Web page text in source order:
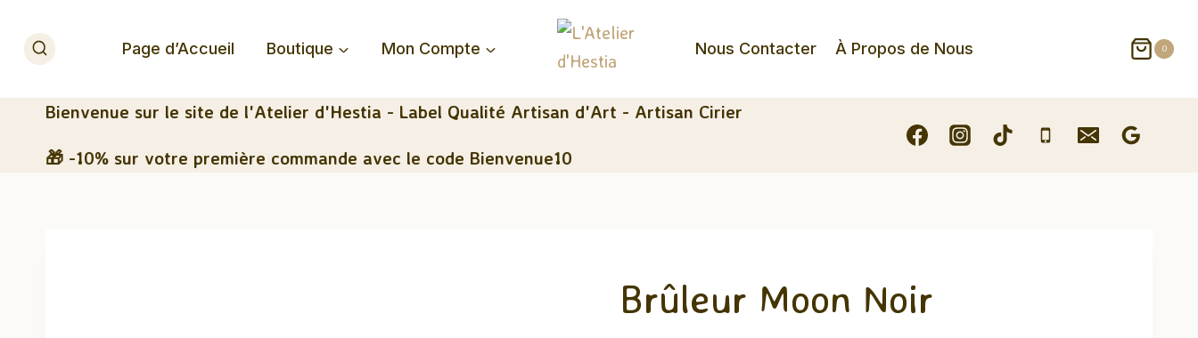
contenu
Page d’Accueil Boutique Mon Compte Nous Contacter À Propos de Nous 0
Bienvenue sur le site de l'Atelier d'Hestia - Label Qualité Artisan d'Art - Artisan Cirier
🎁 -10% sur votre première commande avec le code Bienvenue10
Brûleur Moon Noir